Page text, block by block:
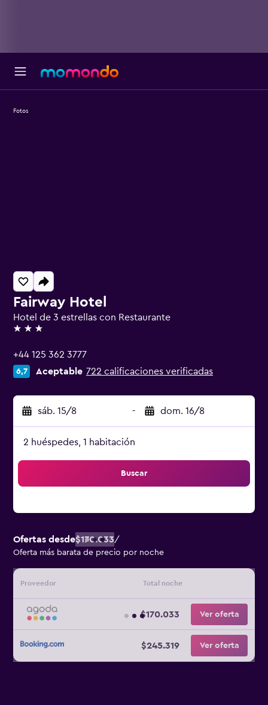
Fairway Hotel
Hotel de 3 estrellas con Restaurante
3 estrellas
+44 125 362 3777
6,7 Aceptable 722 calificaciones verificadas
sáb. 15/8 - dom. 16/8
2 huéspedes, 1 habitación
Buscar
Ofertas desde$170.033/
Oferta más barata de precio por noche
Proveedor Total noche
$170.033 Ver oferta
$245.319 Ver oferta
Fotos